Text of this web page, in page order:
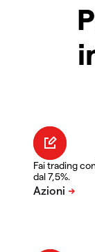
Fai trading
dal 7,5%.